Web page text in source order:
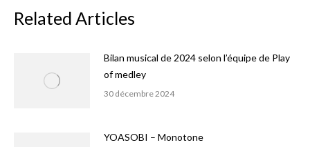
Related Articles
Bilan musical de 2024 selon l’équipe de Play
of medley
30 décembre 2024
YOASOBI – Monotone